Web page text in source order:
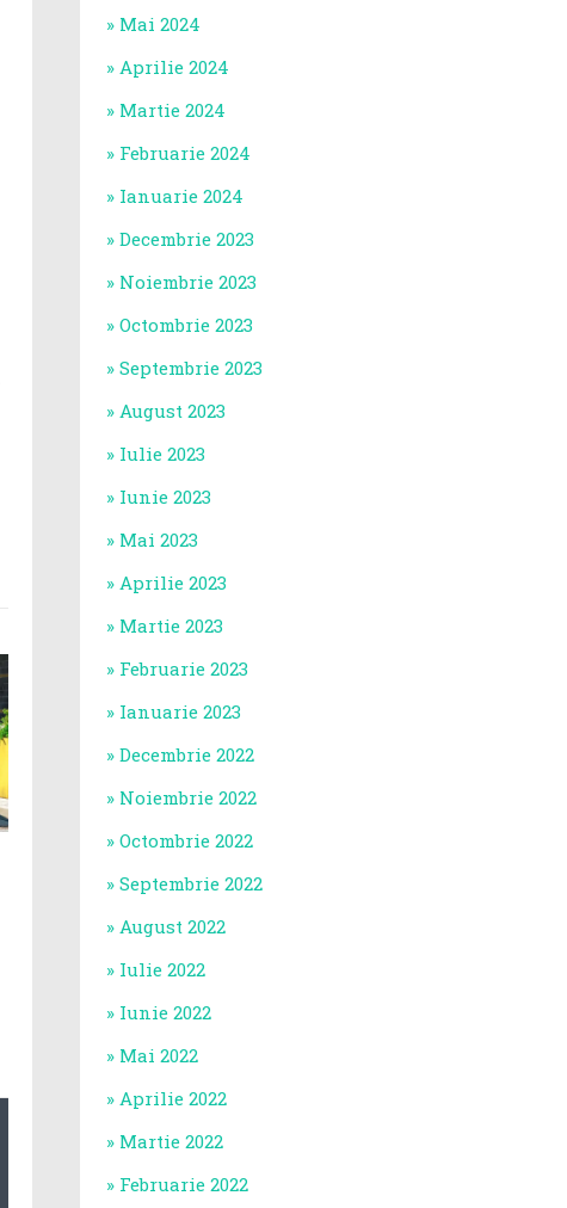
Mai 2024
Aprilie 2024
Martie 2024
Februarie 2024
Ianuarie 2024
Decembrie 2023
Noiembrie 2023
Octombrie 2023
Septembrie 2023
August 2023
Iulie 2023
Iunie 2023
Mai 2023
Aprilie 2023
Martie 2023
Februarie 2023
Ianuarie 2023
Decembrie 2022
Noiembrie 2022
Octombrie 2022
Septembrie 2022
August 2022
Iulie 2022
Iunie 2022
Mai 2022
Aprilie 2022
Martie 2022
Februarie 2022